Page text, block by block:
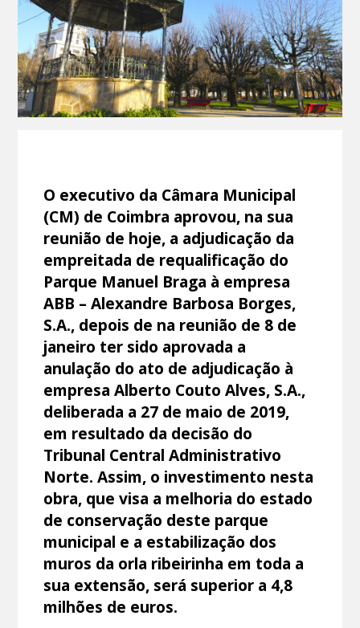
O executivo da Câmara Municipal
(CM) de Coimbra aprovou, na sua
reunião de hoje, a adjudicação da
empreitada de requalificação do
Parque Manuel Braga à empresa
ABB – Alexandre Barbosa Borges,
S.A., depois de na reunião de 8 de
janeiro ter sido aprovada a
anulação do ato de adjudicação à
empresa Alberto Couto Alves, S.A.,
deliberada a 27 de maio de 2019,
em resultado da decisão do
Tribunal Central Administrativo
Norte. Assim, o investimento nesta
obra, que visa a melhoria do estado
de conservação deste parque
municipal e a estabilização dos
muros da orla ribeirinha em toda a
sua extensão, será superior a 4,8
milhões de euros.